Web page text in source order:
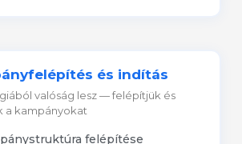
és indítás
valóság lesz — felépítjük és
a kampányokat
felépítése